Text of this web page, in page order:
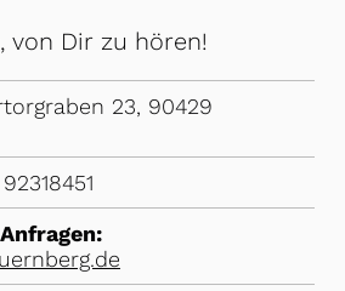
von Dir zu hören!
23, 90429